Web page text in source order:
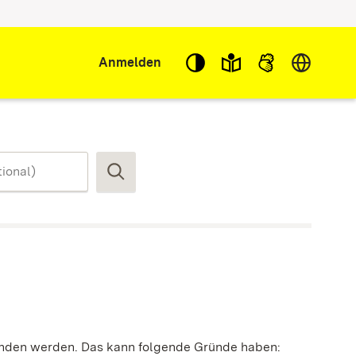
Anmelden Sprache
Suchen
werden. Das kann folgende Gründe haben: